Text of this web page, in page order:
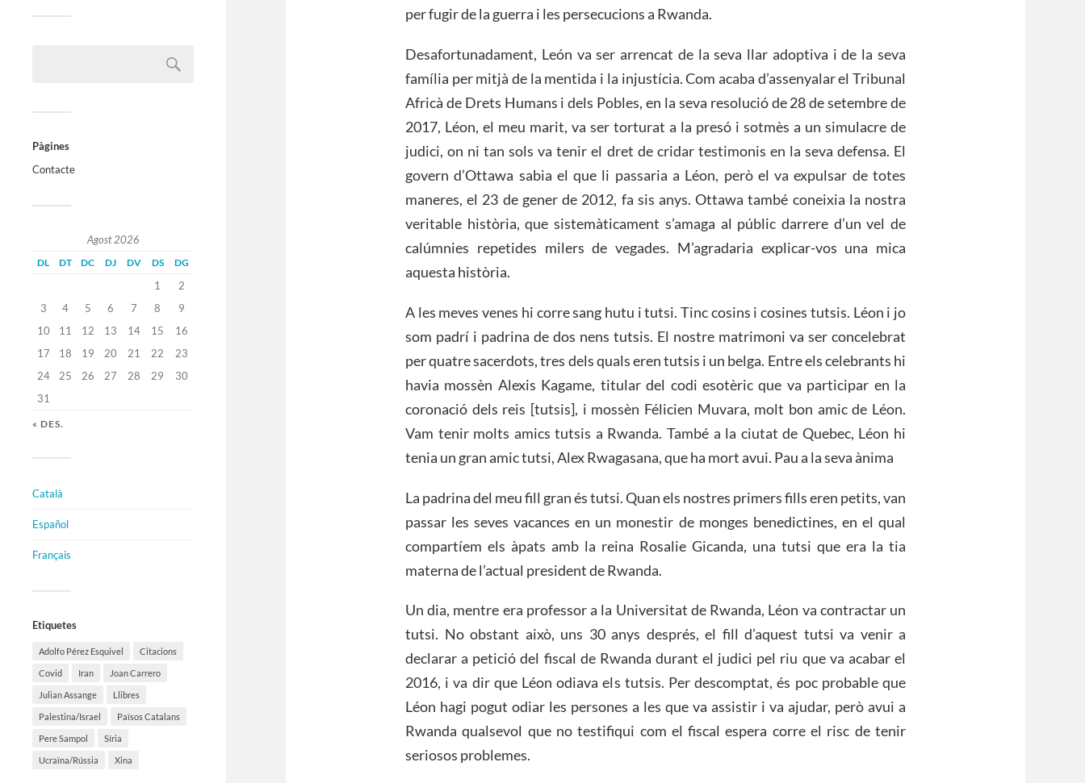
Pàgines
Contacte
Agost 2026
DL DT DC DJ DV DS DG
1
2
3
4 5 6 7 8
9
10
11 12 13 14 15
16
17
18 19 20 21 22
23
24
25 26 27 28 29
30
31
« DES.
Català
Español
Français
Etiquetes
Adolfo Pérez Esquivel Citacions
Covid Iran Joan Carrero
Julian Assange Llibres
Palestina/Israel Països Catalans
Pere Sampol Síria
Ucraïna/Rússia Xina
per fugir de la guerra i les persecucions a Rwanda.
Desafortunadament, León va ser arrencat de la seva llar adoptiva i de la seva
família per mitjà de la mentida i la injustícia. Com acaba d’assenyalar el Tribunal
Africà de Drets Humans i dels Pobles, en la seva resolució de 28 de setembre de
2017, Léon, el meu marit, va ser torturat a la presó i sotmès a un simulacre de
judici, on ni tan sols va tenir el dret de cridar testimonis en la seva defensa. El
govern d’Ottawa sabia el que li passaria a Léon, però el va expulsar de totes
maneres, el 23 de gener de 2012, fa sis anys. Ottawa també coneixia la nostra
veritable història, que sistemàticament s’amaga al públic darrere d’un vel de
calúmnies repetides milers de vegades. M’agradaria explicar-vos una mica
aquesta història.
A les meves venes hi corre sang hutu i tutsi. Tinc cosins i cosines tutsis. Léon i jo
som padrí i padrina de dos nens tutsis. El nostre matrimoni va ser concelebrat
per quatre sacerdots, tres dels quals eren tutsis i un belga. Entre els celebrants hi
havia mossèn Alexis Kagame, titular del codi esotèric que va participar en la
coronació dels reis [tutsis], i mossèn Félicien Muvara, molt bon amic de Léon.
Vam tenir molts amics tutsis a Rwanda. També a la ciutat de Quebec, Léon hi
tenia un gran amic tutsi, Alex Rwagasana, que ha mort avui. Pau a la seva ànima
La padrina del meu fill gran és tutsi. Quan els nostres primers fills eren petits, van
passar les seves vacances en un monestir de monges benedictines, en el qual
compartíem els àpats amb la reina Rosalie Gicanda, una tutsi que era la tia
materna de l’actual president de Rwanda.
Un dia, mentre era professor a la Universitat de Rwanda, Léon va contractar un
tutsi. No obstant això, uns 30 anys després, el fill d’aquest tutsi va venir a
declarar a petició del fiscal de Rwanda durant el judici pel riu que va acabar el
2016, i va dir que Léon odiava els tutsis. Per descomptat, és poc probable que
Léon hagi pogut odiar les persones a les que va assistir i va ajudar, però avui a
Rwanda qualsevol que no testifiqui com el fiscal espera corre el risc de tenir
seriosos problemes.